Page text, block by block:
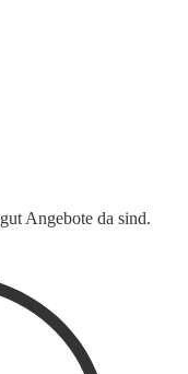
Angebote da sind.